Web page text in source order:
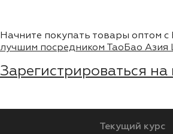
Начните покупать товары оптом с
лучшим посредником ТаоБао Азия
Зарегистрироваться на
Текущий курс